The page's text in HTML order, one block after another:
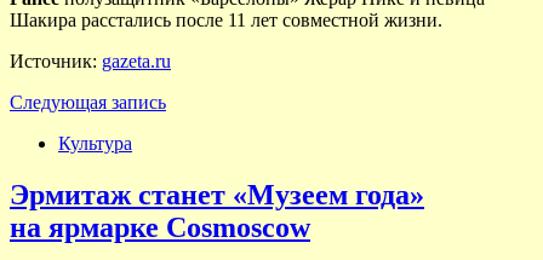
Шакира расстались после 11 лет совместной жизни.
Источник: gazeta.ru
Следующая запись
Культура
Эрмитаж станет «Музеем года»
на ярмарке Cosmoscow